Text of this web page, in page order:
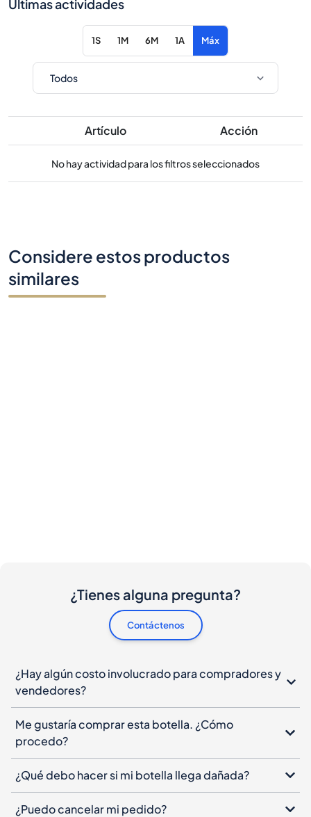
Últimas actividades
1S 1M 6M 1A Máx
Artículo Acción
No hay actividad para los filtros seleccionados
Considere estos productos
similares
¿Tienes alguna pregunta?
Contáctenos
¿Hay algún costo involucrado para compradores y
vendedores?
Me gustaría comprar esta botella. ¿Cómo
procedo?
¿Qué debo hacer si mi botella llega dañada?
¿Puedo cancelar mi pedido?